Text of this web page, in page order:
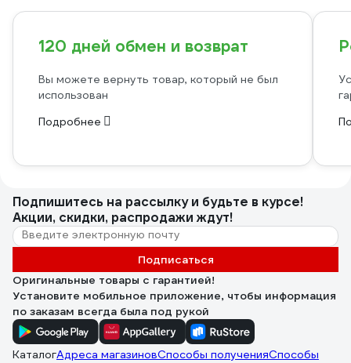
120 дней обмен и возврат
Вы можете вернуть товар, который не был
использован
Подробнее
Подпишитесь на рассылкуи будьте в курсе!
Акции, скидки, распродажи ждут!
Подписаться
Оригинальные товары с гарантией!
Установите мобильное приложение, чтобы информация
по заказам всегда была под рукой
КаталогАдреса магазиновСпособы полученияСпособы